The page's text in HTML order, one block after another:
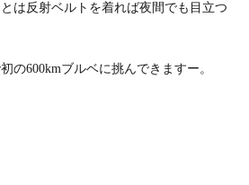
は反射ベルトを着れば夜間でも目立つ
の600kmブルベに挑んできますー。